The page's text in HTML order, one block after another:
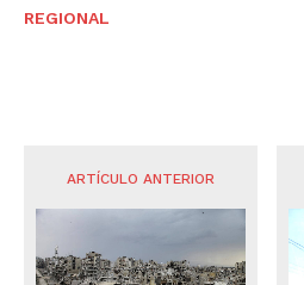
REGIONAL
ARTÍCULO ANTERIOR